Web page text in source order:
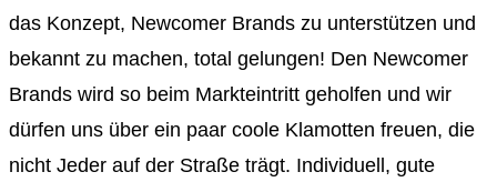
das Konzept, Newcomer Brands zu unterstützen und
bekannt zu machen, total gelungen! Den Newcomer
Brands wird so beim Markteintritt geholfen und wir
dürfen uns über ein paar coole Klamotten freuen, die
nicht Jeder auf der Straße trägt. Individuell, gute